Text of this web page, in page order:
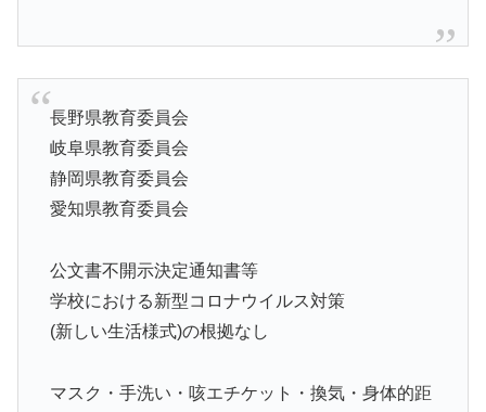
長野県教育委員会
岐阜県教育委員会
静岡県教育委員会
愛知県教育委員会
公文書不開示決定通知書等
学校における新型コロナウイルス対策
(新しい生活様式)の根拠なし
マスク・手洗い・咳エチケット・換気・身体的距